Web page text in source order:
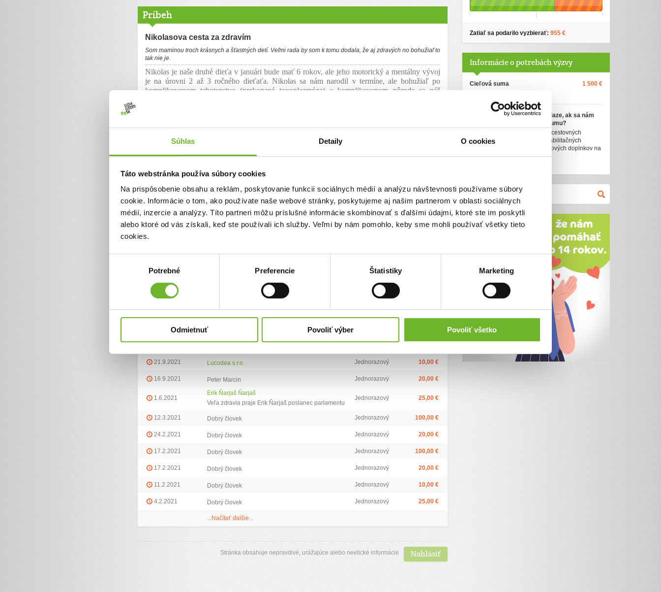
Súhlas Detaily O cookies
Táto webstránka používa súbory cookies
Na prispôsobenie obsahu a reklám, poskytovanie funkcií sociálnych médií a analýzu návštevnosti používame súbory
cookie. Informácie o tom, ako používate naše webové stránky, poskytujeme aj našim partnerom v oblasti sociálnych
médií, inzercie a analýzy. Títo partneri môžu príslušné informácie skombinovať s ďalšími údajmi, ktoré ste im poskytli
alebo ktoré od vás získali, keď ste používali ich služby. Veľmi by nám pomohlo, keby sme mohli používať všetky tieto
cookies.
Potrebné Preferencie Štatistiky Marketing
Odmietnuť Povoliť výber Povoliť všetko
Príbeh
Nikolasova cesta za zdravím
Som maminou troch krásnych a šťastných detí. Veľmi rada by som k tomu dodala, že aj zdravých no bohužiaľ to
tak nie je.
Nikolas je naše druhé dieťa v januári bude mať 6 rokov, ale jeho motorický a mentálny vývoj
je na úrovni 2 až 3 ročného dieťaťa. Nikolas sa nám narodil v termíne, ale bohužiaľ po
komplikovanom tehotenstve (prekonaná toxoplazmóza) a komplikovanom pôrode sa náš
rozumieme iba my rodičia. Má obmedzenia aj v strave, jeho ľavú nohu vytáča do vnútornej
strany a bohužial sa to bude musieť riešiť operačne. V súčastnosti navštevujeme 10
špecializovaných ambulancií a rôzne terapie s ktorými sa mu snažime zlepšiť kvalitu jeho
života a posúvať ho v pred.
Kedže sme mladá rodinka s 3 deťmi, ktoré majú zdravotné problémy a živiteľom našej rodiny
je iba manžel nedokážeme na rehabilitačné pobyty našetriť z nášho rodinného rozpočtu. Preto
sa obraciame na Vás dobrých ľudí s prosbou o vašu pomoc.
Ďakujeme
Ďalšie informácie
Dátum darovania Darca
21.9.2021 Lucodea s.r.o. Jednorazový 10,00 €
16.9.2021 Peter Marcin Jednorazový 20,00 €
1.6.2021
Erik Ňarjaš Ňarjaš
Veľa zdravia praje Erik Ňarjaš poslanec parlamentu
Jednorazový 25,00 €
12.3.2021 Dobrý človek Jednorazový 100,00 €
24.2.2021 Dobrý človek Jednorazový 20,00 €
17.2.2021 Dobrý človek Jednorazový 100,00 €
17.2.2021 Dobrý človek Jednorazový 20,00 €
11.2.2021 Dobrý človek Jednorazový 10,00 €
4.2.2021 Dobrý človek Jednorazový 25,00 €
...Načítať ďalšie...
Nahlásiť
Stránka obsahuje nepravdivé, urážajúce alebo neetické informácie
Zatiaľ sa podarilo vyzbierať: 955 €
Informácie o potrebách výzvy
Cieľová suma
1 500 €
Ako využijeme darované peniaze, ak sa nám
nepodarí vyzbierať cieľovú sumu?
Podporné terapie, preplatenie cestovných
nákladov na terapie, kúpa rehabilitačných
pomôcok, nákup liekov a výživových doplnkov na
podporu imunity.